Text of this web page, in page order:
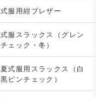
式服用紺ブレザー
式服スラックス（グレン
チェック・冬）
夏式服用スラックス（白
黒ピンチェック）